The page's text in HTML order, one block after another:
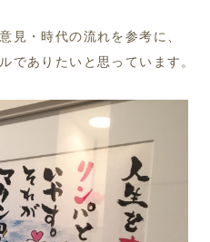
見・時代の流れを参考に、
でありたいと思っています。